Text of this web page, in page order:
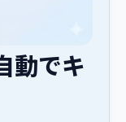
動でキ